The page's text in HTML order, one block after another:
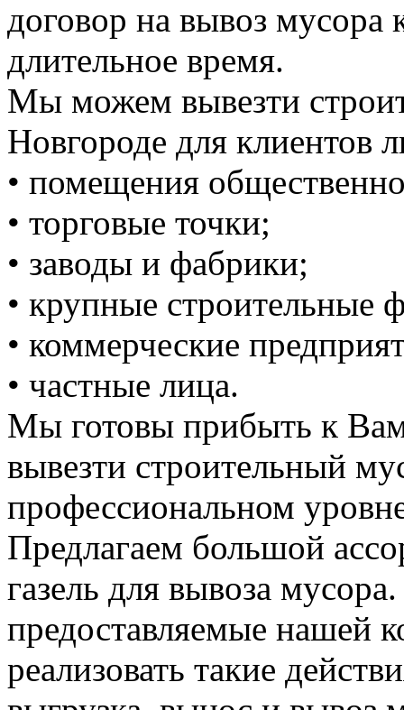
договор на вывоз мусора
длительное время.
Мы можем вывезти
Новгороде для клиентов
• помещения
• торговые точки;
• заводы и фабрики;
• крупные строительные
• коммерческие
• частные лица.
Мы готовы прибыть к
вывезти строительный
профессиональном
Предлагаем большой
газель для вывоза
предоставляемые нашей
реализовать такие